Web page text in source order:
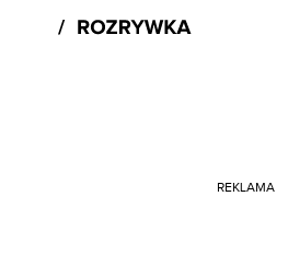
REKLAMA